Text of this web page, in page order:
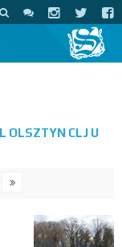
OLSZTYN CLJ U